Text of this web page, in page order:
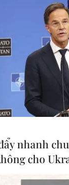
MỤC
Kiến tạo hệ
nhanh
cho